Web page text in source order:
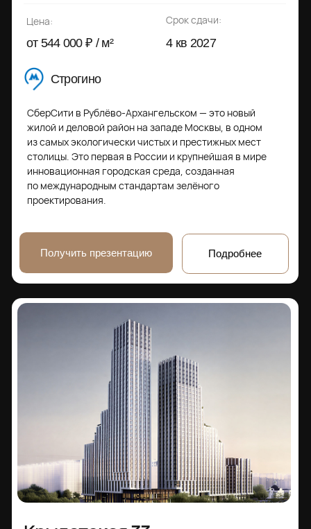
Получить презентацию
«Крылатская 33" — премиальный клубный квартал
на территории в 1.4 гектара, находится в 15 минутах
от Садового кольца и района Москва-Сити.
самый высокий небоскрёб в районе, достигающий
отметки в 150 метров, и малоэтажный клубный формат
высотой от 42 метров. Квартиры на любой вкус:
Подробнее
КОД Сокольники
4 кв 2030
Жилой квартал «КОД Сокольники» — пространство для
тех, кто ищет гармонию. Здесь найдётся место для
каждого: тихий сквер, современная детская площадка
или уютное лобби с чашкой кофе. Квартал сочетает
удобство города и покой природы, динамичность
мегаполиса и атмосферу уединения, современные
технологии и заботу о комфорте.
Срок сдачи: